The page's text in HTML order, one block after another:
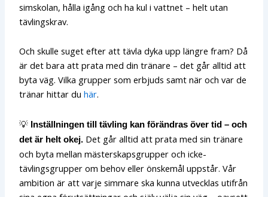
simskolan, hålla igång och ha kul i vattnet – helt utan
tävlingskrav.
Och skulle suget efter att tävla dyka upp längre fram? Då
är det bara att prata med din tränare – det går alltid att
byta väg. Vilka grupper som erbjuds samt när och var de
tränar hittar duhär.
💡 Inställningen till tävling kan förändras över tid – och
det är helt okej. Det går alltid att prata med sin tränare
och byta mellan mästerskapsgrupper och icke-
tävlingsgrupper om behov eller önskemål uppstår. Vår
ambition är att varje simmare ska kunna utvecklas utifrån